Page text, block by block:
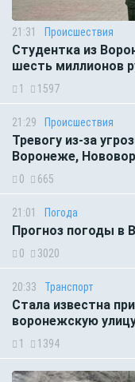
21:31 Происшествия
Студентка из
шесть миллионов
1 1597
21:29 Происшествия
Тревогу из-за
Воронеже,
0 665
21:01 Погода
Прогноз погоды в
0 3020
20:33 Транспорт
Стала известна
воронежскую
1 1394